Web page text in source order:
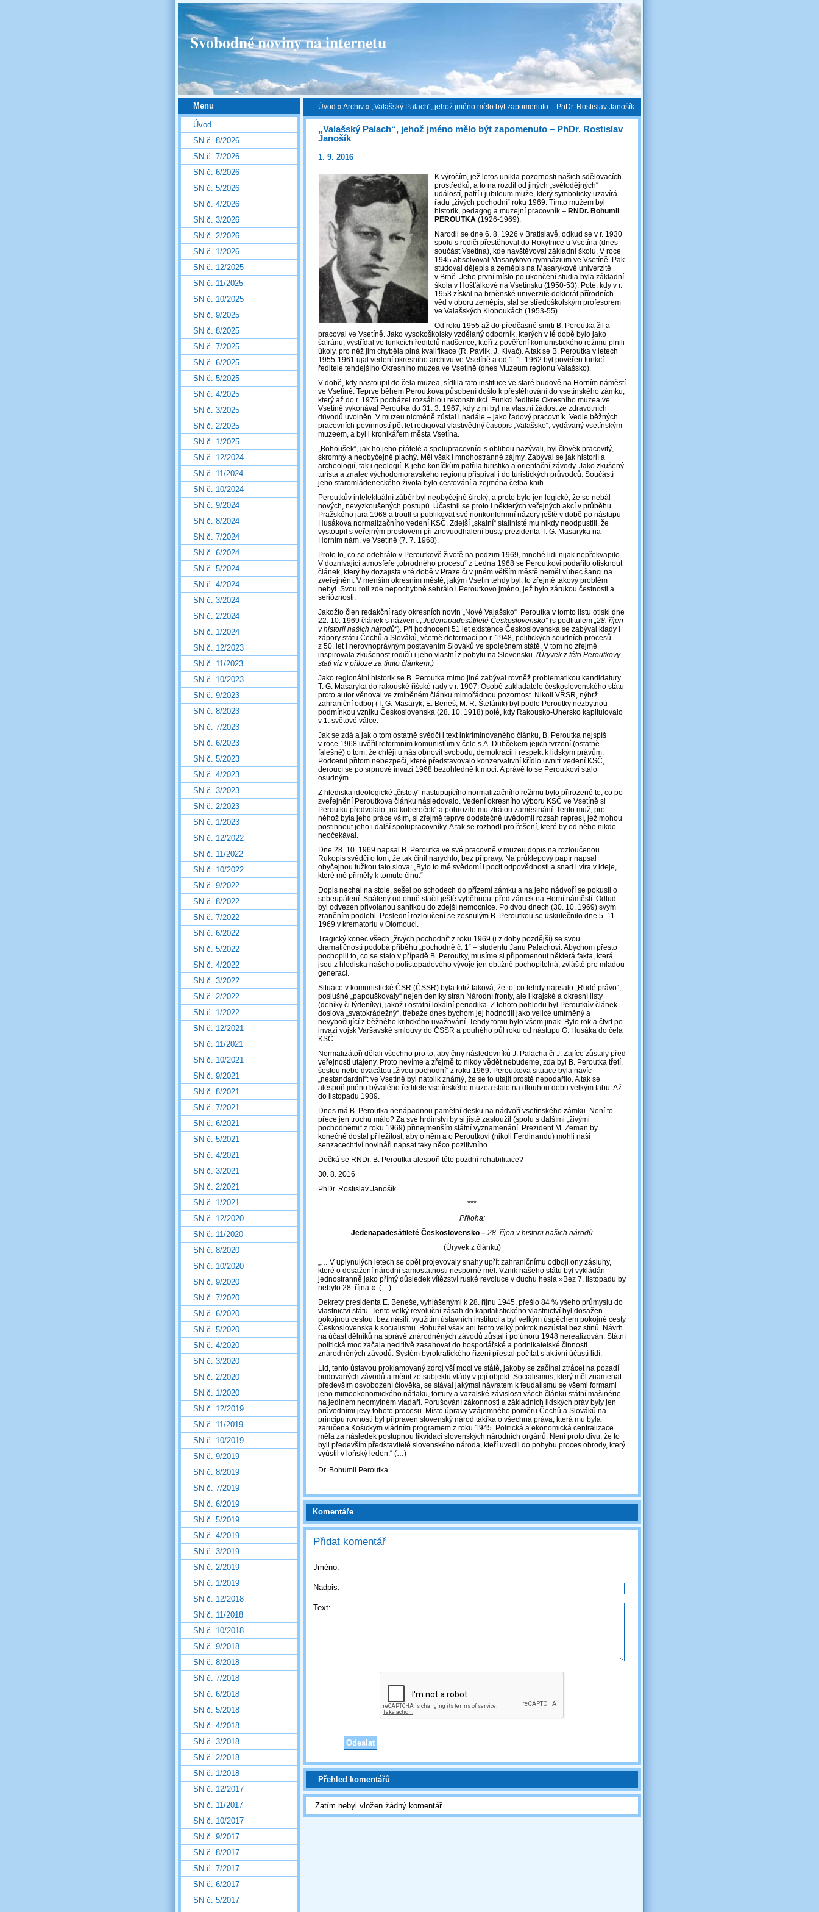
Svobodné noviny na internetu
Úvod »Archiv » „Valašský Palach“, jehož jméno mělo být zapomenuto – PhDr. Rostislav Janošík
„Valašský Palach“, jehož jméno mělo být zapomenuto – PhDr. Rostislav
Janošík
1. 9. 2016
K výročím, jež letos unikla pozornosti našich sdělovacích
prostředků, a to na rozdíl od jiných „světodějných“
událostí, patří i jubileum muže, který symbolicky uzavírá
řadu „živých pochodní“ roku 1969. Tímto mužem byl
historik, pedagog a muzejní pracovník – RNDr. Bohumil
PEROUTKA (1926-1969).
Narodil se dne 6. 8. 1926 v Bratislavě, odkud se v r. 1930
spolu s rodiči přestěhoval do Rokytnice u Vsetína (dnes
součást Vsetína), kde navštěvoval základní školu. V roce
1945 absolvoval Masarykovo gymnázium ve Vsetíně. Pak
studoval dějepis a zeměpis na Masarykově univerzitě
v Brně. Jeho první místo po ukončení studia byla základní
škola v Hošťálkové na Vsetínsku (1950-53). Poté, kdy v r.
1953 získal na brněnské univerzitě doktorát přírodních
věd v oboru zeměpis, stal se středoškolským profesorem
ve Valašských Kloboukách (1953-55).
Od roku 1955 až do předčasné smrti B. Peroutka žil a
pracoval ve Vsetíně. Jako vysokoškolsky vzdělaný odborník, kterých v té době bylo jako
šafránu, vystřídal ve funkcích ředitelů nadšence, kteří z pověření komunistického režimu plnili
úkoly, pro něž jim chyběla plná kvalifikace (R. Pavlík, J. Klvač). A tak se B. Peroutka v letech
1955-1961 ujal vedení okresního archivu ve Vsetíně a od 1. 1. 1962 byl pověřen funkcí
ředitele tehdejšího Okresního muzea ve Vsetíně (dnes Muzeum regionu Valašsko).
V době, kdy nastoupil do čela muzea, sídlila tato instituce ve staré budově na Horním náměstí
ve Vsetíně. Teprve během Peroutkova působení došlo k přestěhování do vsetínského zámku,
který až do r. 1975 pocházel rozsáhlou rekonstrukcí. Funkci ředitele Okresního muzea ve
Vsetíně vykonával Peroutka do 31. 3. 1967, kdy z ní byl na vlastní žádost ze zdravotních
důvodů uvolněn. V muzeu nicméně zůstal i nadále – jako řadový pracovník. Vedle běžných
pracovních povinností pět let redigoval vlastivědný časopis „Valašsko“, vydávaný vsetínským
muzeem, a byl i kronikářem města Vsetína.
„Bohoušek“, jak ho jeho přátelé a spolupracovníci s oblibou nazývali, byl člověk pracovitý,
skromný a neobyčejně plachý. Měl však i mnohostranné zájmy. Zabýval se jak historií a
archeologií, tak i geologií. K jeho koníčkům patřila turistika a orientační závody. Jako zkušený
turista a znalec východomoravského regionu přispíval i do turistických průvodců. Součástí
jeho staromládeneckého života bylo cestování a zejména četba knih.
Peroutkův intelektuální záběr byl neobyčejně široký, a proto bylo jen logické, že se nebál
nových, nevyzkoušených postupů. Účastnil se proto i některých veřejných akcí v průběhu
Pražského jara 1968 a troufl si publikovat své nonkonformní názory ještě v době po nástupu
Husákova normalizačního vedení KSČ. Zdejší „skalní“ stalinisté mu nikdy neodpustili, že
vystoupil s veřejným proslovem při znovuodhalení busty prezidenta T. G. Masaryka na
Horním nám. ve Vsetíně (7. 7. 1968).
Proto to, co se odehrálo v Peroutkově životě na podzim 1969, mnohé lidi nijak nepřekvapilo.
V doznívající atmosféře „obrodného procesu“ z Ledna 1968 se Peroutkovi podařilo otisknout
článek, který by dozajista v té době v Praze či v jiném větším městě neměl vůbec šanci na
zveřejnění. V menším okresním městě, jakým Vsetín tehdy byl, to zřejmě takový problém
nebyl. Svou roli zde nepochybně sehrálo i Peroutkovo jméno, jež bylo zárukou čestnosti a
serióznosti.
Jakožto člen redakční rady okresních novin „Nové Valašsko“ Peroutka v tomto listu otiskl dne
22. 10. 1969 článek s názvem: „Jedenapadesátileté Československo“(s podtitulem „28. říjen
v historii našich národů“). Při hodnocení 51 let existence Československa se zabýval klady i
zápory státu Čechů a Slováků, včetně deformací po r. 1948, politických soudních procesů
z 50. let i nerovnoprávným postavením Slováků ve společném státě. V tom ho zřejmě
inspirovala zkušenost rodičů i jeho vlastní z pobytu na Slovensku. (Úryvek z této Peroutkovy
stati viz v příloze za tímto článkem.)
Jako regionální historik se B. Peroutka mimo jiné zabýval rovněž problematikou kandidatury
T. G. Masaryka do rakouské říšské rady v r. 1907. Osobě zakladatele československého státu
proto autor věnoval ve zmíněném článku mimořádnou pozornost. Nikoli VŘSR, nýbrž
zahraniční odboj (T. G. Masaryk, E. Beneš, M. R. Štefánik) byl podle Peroutky nezbytnou
podmínkou vzniku Československa (28. 10. 1918) poté, kdy Rakousko-Uhersko kapitulovalo
v 1. světové válce.
Jak se zdá a jak o tom ostatně svědčí i text inkriminovaného článku, B. Peroutka nejspíš
v roce 1968 uvěřil reformním komunistům v čele s A. Dubčekem jejich tvrzení (ostatně
falešné) o tom, že chtějí u nás obnovit svobodu, demokracii i respekt k lidským právům.
Podcenil přitom nebezpečí, které představovalo konzervativní křídlo uvnitř vedení KSČ,
deroucí se po srpnové invazi 1968 bezohledně k moci. A právě to se Peroutkovi stalo
osudným…
Z hlediska ideologické „čistoty“ nastupujícího normalizačního režimu bylo přirozené to, co po
zveřejnění Peroutkova článku následovalo. Vedení okresního výboru KSČ ve Vsetíně si
Peroutku předvolalo „na kobereček“ a pohrozilo mu ztrátou zaměstnání. Tento muž, pro
něhož byla jeho práce vším, si zřejmě teprve dodatečně uvědomil rozsah represí, jež mohou
postihnout jeho i další spolupracovníky. A tak se rozhodl pro řešení, které by od něho nikdo
neočekával.
Dne 28. 10. 1969 napsal B. Peroutka ve své pracovně v muzeu dopis na rozloučenou.
Rukopis svědčí o tom, že tak činil narychlo, bez přípravy. Na průklepový papír napsal
obyčejnou tužkou tato slova: „Bylo to mé svědomí i pocit odpovědnosti a snad i víra v ideje,
které mě přiměly k tomuto činu.“
Dopis nechal na stole, sešel po schodech do přízemí zámku a na jeho nádvoří se pokusil o
sebeupálení. Spálený od ohně stačil ještě vyběhnout před zámek na Horní náměstí. Odtud
byl odvezen přivolanou sanitkou do zdejší nemocnice. Po dvou dnech (30. 10. 1969) svým
zraněním podlehl. Poslední rozloučení se zesnulým B. Peroutkou se uskutečnilo dne 5. 11.
1969 v krematoriu v Olomouci.
Tragický konec všech „živých pochodní“ z roku 1969 (i z doby pozdější) se svou
dramatičností podobá příběhu „pochodně č. 1“ – studentu Janu Palachovi. Abychom přesto
pochopili to, co se stalo v případě B. Peroutky, musíme si připomenout některá fakta, která
jsou z hlediska našeho polistopadového vývoje jen obtížně pochopitelná, zvláště pro mladou
generaci.
Situace v komunistické ČSR (ČSSR) byla totiž taková, že to, co tehdy napsalo „Rudé právo“,
poslušně „papouškovaly“ nejen deníky stran Národní fronty, ale i krajské a okresní listy
(deníky či týdeníky), jakož i ostatní lokální periodika. Z tohoto pohledu byl Peroutkův článek
doslova „svatokrádežný“, třebaže dnes bychom jej hodnotili jako velice umírněný a
nevybočující z běžného kritického uvažování. Tehdy tomu bylo všem jinak. Bylo rok a čtvrt po
invazi vojsk Varšavské smlouvy do ČSSR a pouhého půl roku od nástupu G. Husáka do čela
KSČ.
Normalizátoři dělali všechno pro to, aby činy následovníků J. Palacha či J. Zajíce zůstaly před
veřejností utajeny. Proto nevíme a zřejmě to nikdy vědět nebudeme, zda byl B. Peroutka třetí,
šestou nebo dvacátou „živou pochodní“ z roku 1969. Peroutkova situace byla navíc
„nestandardní“: ve Vsetíně byl natolik známý, že se to utajit prostě nepodařilo. A tak se
alespoň jméno bývalého ředitele vsetínského muzea stalo na dlouhou dobu velkým tabu. Až
do listopadu 1989.
Dnes má B. Peroutka nenápadnou pamětní desku na nádvoří vsetínského zámku. Není to
přece jen trochu málo? Za své hrdinství by si jistě zasloužil (spolu s dalšími „živými
pochodněmi“ z roku 1969) přinejmenším státní vyznamenání. Prezident M. Zeman by
konečně dostal příležitost, aby o něm a o Peroutkovi (nikoli Ferdinandu) mohli naši
senzacechtiví novináři napsat taky něco pozitivního.
Dočká se RNDr. B. Peroutka alespoň této pozdní rehabilitace?
30. 8. 2016
PhDr. Rostislav Janošík
***
Příloha:
Jedenapadesátileté Československo – 28. říjen v historii našich národů
(Úryvek z článku)
„… V uplynulých letech se opět projevovaly snahy upřít zahraničnímu odboji ony zásluhy,
které o dosažení národní samostatnosti nesporně měl. Vznik našeho státu byl vykládán
jednostranně jako přímý důsledek vítězství ruské revoluce v duchu hesla »Bez 7. listopadu by
nebylo 28. října.« (…)
Dekrety presidenta E. Beneše, vyhlášenými k 28. říjnu 1945, přešlo 84 % všeho průmyslu do
vlastnictví státu. Tento velký revoluční zásah do kapitalistického vlastnictví byl dosažen
pokojnou cestou, bez násilí, využitím ústavních institucí a byl velkým úspěchem pokojné cesty
Československa k socialismu. Bohužel však ani tento velký pokrok nezůstal bez stínů. Návrh
na účast dělníků na správě znárodněných závodů zůstal i po únoru 1948 nerealizován. Státní
politická moc začala necitlivě zasahovat do hospodářské a podnikatelské činnosti
znárodněných závodů. Systém byrokratického řízení přestal počítat s aktivní účastí lidí.
Lid, tento ústavou proklamovaný zdroj vší moci ve státě, jakoby se začínal ztrácet na pozadí
budovaných závodů a měnit ze subjektu vlády v její objekt. Socialismus, který měl znamenat
především osvobození člověka, se stával jakýmsi návratem k feudalismu se všemi formami
jeho mimoekonomického nátlaku, tortury a vazalské závislosti všech článků státní mašinérie
na jediném neomylném vladaři. Porušování zákonnosti a základních lidských práv byly jen
průvodními jevy tohoto procesu. Místo úpravy vzájemného poměru Čechů a Slováků na
principu rovnosti byl připraven slovenský národ takřka o všechna práva, která mu byla
zaručena Košickým vládním programem z roku 1945. Politická a ekonomická centralizace
měla za následek postupnou likvidaci slovenských národních orgánů. Není proto divu, že to
byli především představitelé slovenského národa, kteří uvedli do pohybu proces obrody, který
vyústil v loňský leden.“ (…)
Dr. Bohumil Peroutka
Komentáře
Přidat komentář
Jméno:
Nadpis:
Text:
Přehled komentářů
Zatím nebyl vložen žádný komentář
Menu
Úvod
SN č. 8/2026
SN č. 7/2026
SN č. 6/2026
SN č. 5/2026
SN č. 4/2026
SN č. 3/2026
SN č. 2/2026
SN č. 1/2026
SN č. 12/2025
SN č. 11/2025
SN č. 10/2025
SN č. 9/2025
SN č. 8/2025
SN č. 7/2025
SN č. 6/2025
SN č. 5/2025
SN č. 4/2025
SN č. 3/2025
SN č. 2/2025
SN č. 1/2025
SN č. 12/2024
SN č. 11/2024
SN č. 10/2024
SN č. 9/2024
SN č. 8/2024
SN č. 7/2024
SN č. 6/2024
SN č. 5/2024
SN č. 4/2024
SN č. 3/2024
SN č. 2/2024
SN č. 1/2024
SN č. 12/2023
SN č. 11/2023
SN č. 10/2023
SN č. 9/2023
SN č. 8/2023
SN č. 7/2023
SN č. 6/2023
SN č. 5/2023
SN č. 4/2023
SN č. 3/2023
SN č. 2/2023
SN č. 1/2023
SN č. 12/2022
SN č. 11/2022
SN č. 10/2022
SN č. 9/2022
SN č. 8/2022
SN č. 7/2022
SN č. 6/2022
SN č. 5/2022
SN č. 4/2022
SN č. 3/2022
SN č. 2/2022
SN č. 1/2022
SN č. 12/2021
SN č. 11/2021
SN č. 10/2021
SN č. 9/2021
SN č. 8/2021
SN č. 7/2021
SN č. 6/2021
SN č. 5/2021
SN č. 4/2021
SN č. 3/2021
SN č. 2/2021
SN č. 1/2021
SN č. 12/2020
SN č. 11/2020
SN č. 8/2020
SN č. 10/2020
SN č. 9/2020
SN č. 7/2020
SN č. 6/2020
SN č. 5/2020
SN č. 4/2020
SN č. 3/2020
SN č. 2/2020
SN č. 1/2020
SN č. 12/2019
SN č. 11/2019
SN č. 10/2019
SN č. 9/2019
SN č. 8/2019
SN č. 7/2019
SN č. 6/2019
SN č. 5/2019
SN č. 4/2019
SN č. 3/2019
SN č. 2/2019
SN č. 1/2019
SN č. 12/2018
SN č. 11/2018
SN č. 10/2018
SN č. 9/2018
SN č. 8/2018
SN č. 7/2018
SN č. 6/2018
SN č. 5/2018
SN č. 4/2018
SN č. 3/2018
SN č. 2/2018
SN č. 1/2018
SN č. 12/2017
SN č. 11/2017
SN č. 10/2017
SN č. 9/2017
SN č. 8/2017
SN č. 7/2017
SN č. 6/2017
SN č. 5/2017